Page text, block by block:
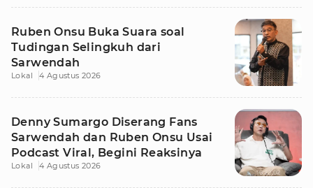
Ruben Onsu Buka Suara soal
Tudingan Selingkuh dari
Sarwendah
Lokal 4 Agustus 2026
Denny Sumargo Diserang Fans
Sarwendah dan Ruben Onsu Usai
Podcast Viral, Begini Reaksinya
Lokal 4 Agustus 2026